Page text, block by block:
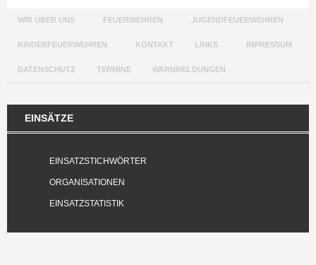
WIR ÜBER UNS FEUERWEHREN JUGENDFEUERWEHREN
KINDERFEUERWEHREN KONTAKT LINKS IMPRESSUM
DATENSCHUTZ TERMINE WARNMELDUNGEN
EINSÄTZE
EINSATZSTICHWÖRTER
ORGANISATIONEN
EINSATZSTATISTIK